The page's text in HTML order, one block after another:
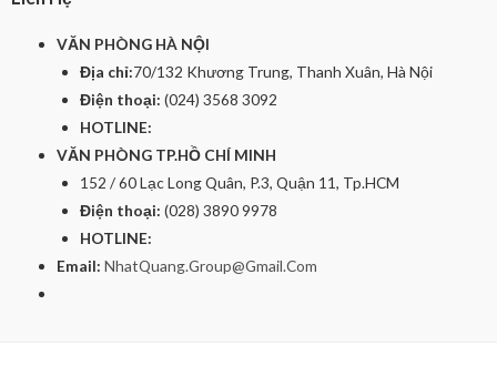
VĂN PHÒNG HÀ NỘI
Địa chỉ:70/132 Khương Trung, Thanh Xuân, Hà Nội
Điện thoại: (024) 3568 3092
HOTLINE:
VĂN PHÒNG TP.HỒ CHÍ MINH
152 / 60 Lạc Long Quân, P.3, Quận 11, Tp.HCM
Điện thoại: (028) 3890 9978
HOTLINE:
Email: NhatQuang.Group@Gmail.Com